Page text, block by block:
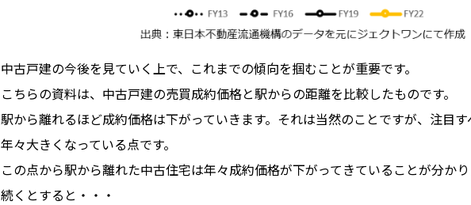
中古戸建の今後を見ていく上で、これまでの傾向を掴むことが重要です。
こちらの資料は、中古戸建の売買成約価格と駅からの距離を比較したものです。
駅から離れるほど成約価格は下がっていきます。それは当然のことですが、注目
年々大きくなっている点です。
この点から駅から離れた中古住宅は年々成約価格が下がってきていることが分か
続くとすると・・・